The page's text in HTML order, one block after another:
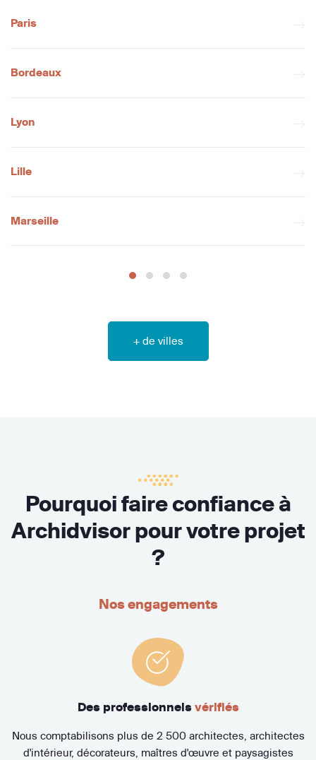
Paris
Bordeaux
Lyon
Lille
Marseille
+ de villes
Pourquoi faire confiance à
Archidvisor pour votre projet
?
Nos engagements
Des professionnels vérifiés
Nous comptabilisons plus de 2 500 architectes, architectes
d'intérieur, décorateurs, maîtres d'œuvre et paysagistes